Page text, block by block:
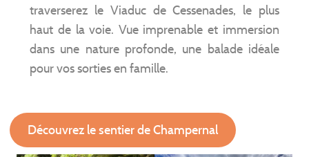
traverserez le Viaduc de Cessenades, le plus
haut de la voie. Vue imprenable et immersion
dans une nature profonde, une balade idéale
pour vos sorties en famille.
Découvrez le sentier de Champernal